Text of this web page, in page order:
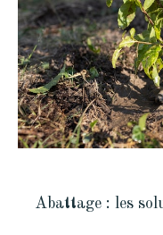
Abattage : les